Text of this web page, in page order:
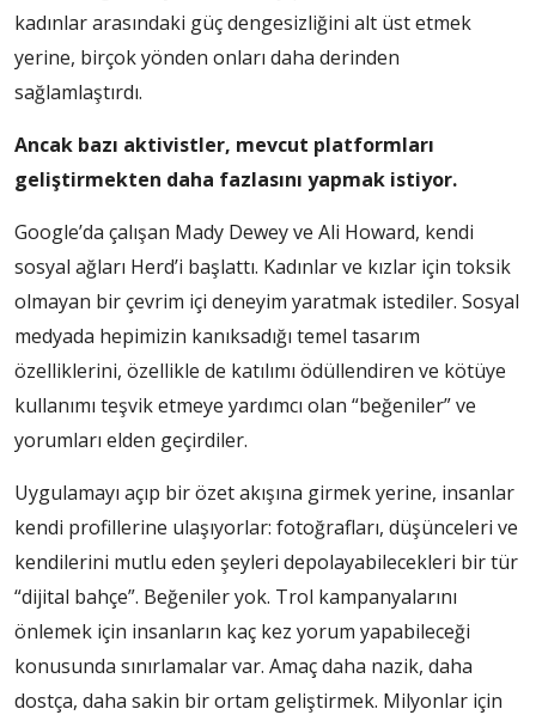
kadınlar arasındaki güç dengesizliğini alt üst etmek
yerine, birçok yönden onları daha derinden
sağlamlaştırdı.
Ancak bazı aktivistler, mevcut platformları
geliştirmekten daha fazlasını yapmak istiyor.
Google’da çalışan Mady Dewey ve Ali Howard, kendi
sosyal ağları Herd’i başlattı. Kadınlar ve kızlar için toksik
olmayan bir çevrim içi deneyim yaratmak istediler. Sosyal
medyada hepimizin kanıksadığı temel tasarım
özelliklerini, özellikle de katılımı ödüllendiren ve kötüye
kullanımı teşvik etmeye yardımcı olan “beğeniler” ve
yorumları elden geçirdiler.
Uygulamayı açıp bir özet akışına girmek yerine, insanlar
kendi profillerine ulaşıyorlar: fotoğrafları, düşünceleri ve
kendilerini mutlu eden şeyleri depolayabilecekleri bir tür
“dijital bahçe”. Beğeniler yok. Trol kampanyalarını
önlemek için insanların kaç kez yorum yapabileceği
konusunda sınırlamalar var. Amaç daha nazik, daha
dostça, daha sakin bir ortam geliştirmek. Milyonlar için